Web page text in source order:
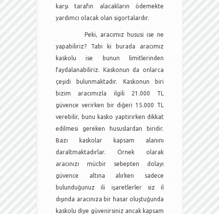
karşı tarafın alacakların ödemekte
yardımcı olacak olan sigortalardır.
Peki, aracımız hususi ise ne
yapabiliriz? Tabi ki burada aracımız
kaskolu ise bunun limitlerinden
faydalanabiliriz. Kaskonun da onlarca
çeşidi bulunmaktadır. Kaskonun biri
bizim aracımızla ilgili 21.000 TL
güvence verirken bir diğeri 15.000 TL
verebilir, bunu kasko yaptırırken dikkat
edilmesi gereken hususlardan biridir.
Bazı kaskolar kapsam alanını
daraltmaktadırlar. Örnek olarak
aracınızı mücbir sebepten dolayı
güvence altına alırken sadece
bulunduğunuz ili işaretlerler siz il
dışında aracınıza bir hasar oluştuğunda
kaskolu diye güvenirsiniz ancak kapsam